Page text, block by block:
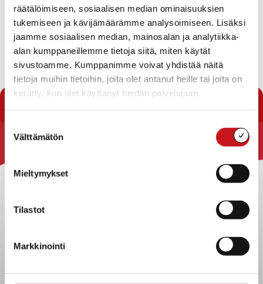
räätälöimiseen, sosiaalisen median ominaisuuksien
tukemiseen ja kävijämäärämme analysoimiseen. Lisäksi
jaamme sosiaalisen median, mainosalan ja analytiikka-
alan kumppaneillemme tietoja siitä, miten käytät
sivustoamme. Kumppanimme voivat yhdistää näitä
tietoja muihin tietoihin, joita olet antanut heille tai joita on
kerätty, kun olet käyttänyt heidän palvelujaan.
valinta
Välttämätön
Mieltymykset
Tilastot
Markkinointi
10.3.2020 — 20:19
Vesikatko jatkuu arviolta klo 22 asti. Katkoa jouduttiin
jatkamaan korjauksessa ilmenneiden ongelmien vuoksi!
« Uutishuone
Yhteystiedot
Strategiat, ohjelmat, ohjeet, suunnitelmat, säännöt ja
Saavutettavuusseloste